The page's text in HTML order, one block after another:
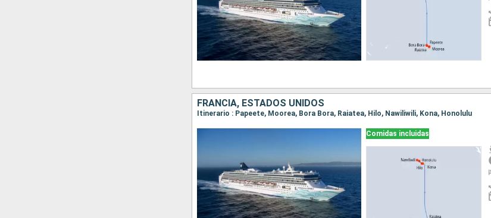
FRANCIA, ESTADOS UNIDOS
Itinerario : Papeete, Moorea, Bora Bora, Raiatea, Hilo, Nawiliwili, Kona, Honolulu
Comidas incluidas